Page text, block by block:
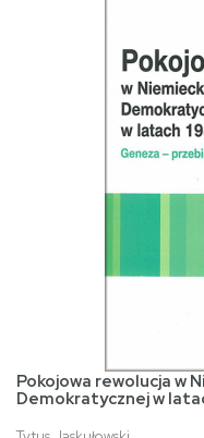
Pokojowa rewolucja w
Demokratycznej w